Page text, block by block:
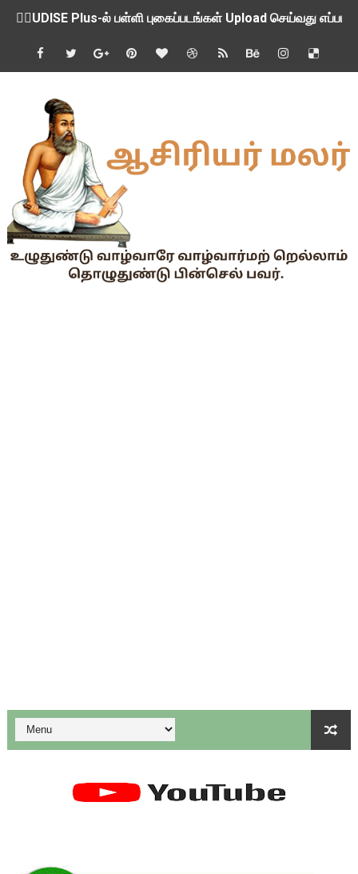
ஒருங்கிணைந்த பள்ளிக் கல்வியின் மாநிலத் திட்ட இயக்குநர்
பள்ளி வளாகங்களில் அரசியல் / மத / சாதிய அமைப்புகளின்
பி.லிட் மற்றும் பி.எட்உயர்கல்வி ஊக்க ஊதியம் பிடித்தம் செய்ய
சங்கங்களுடன் பள்ளிக்கல்வித்துறை அமைச்சர் நாளை
💻 மாணவர்கள் கட்டாயம் தெரிந்து கொள்ள வேண்டிய சிறந்த
🎓 B.E./B.Tech முடித்த பிறகு என்னென்ன போட்டித் தேர்வுகள்
TAPS Interim Payout - தெளிவுரைகள் வெளியீடு
கையில வாங்கினேன், பையில போடல... காசு போன இடம் தெரியல...